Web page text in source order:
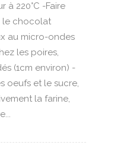
à 220°C -Faire
le chocolat
au micro-ondes
les poires,
(1cm environ) -
oeufs et le sucre,
la farine,